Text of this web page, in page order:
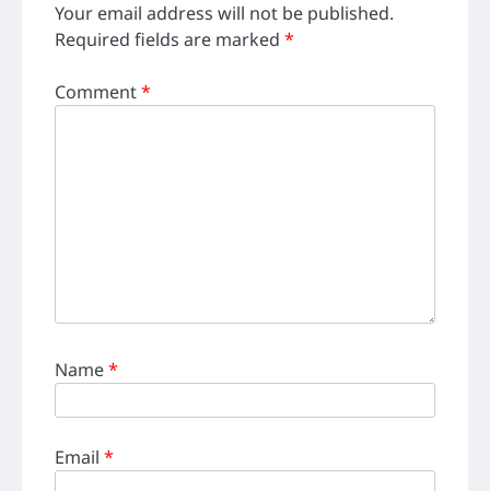
Your email address will not be published.
Required fields are marked *
Comment*
Name*
Email *